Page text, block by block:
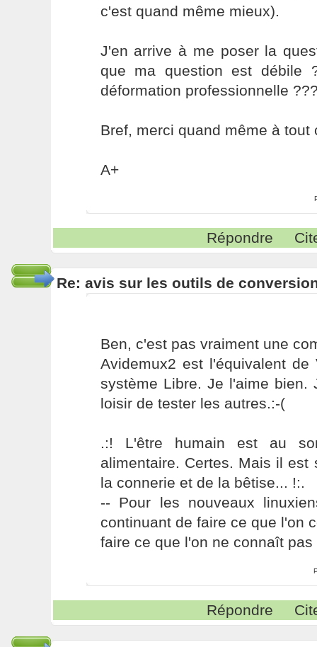
c'est quand même mieux).
J'en arrive à me poser la
que ma question est débile
déformation professionnelle
Bref, merci quand même à tout
A+
Répondre
Re: avis sur les outils de
Ben, c'est pas vraiment une
Avidemux2 est l'équivalent de
système Libre. Je l'aime bien.
loisir de tester les autres.:-(
.:! L'être humain est au
alimentaire. Certes. Mais il est
la connerie et de la bêtise... !:.
-- Pour les nouveaux
continuant de faire ce que l'on
faire ce que l'on ne connaît pas
Répondre